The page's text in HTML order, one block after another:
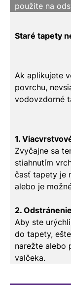
použite na
Staré tapety
Ak aplikujete
povrchu,
vodovzdorné
1.
Zvyčajne sa
stiahnutím
časť tapety je
alebo je
2.
Aby ste
do tapety,
narežte alebo
valčeka.